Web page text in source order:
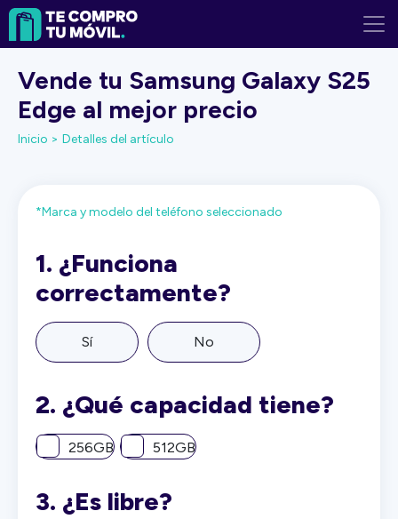
Vende tu Samsung Galaxy S25
Edge al mejor precio
Inicio > Detalles del artículo
*Marca y modelo del teléfono seleccionado
1. ¿Funciona
correctamente?
Sí No
2. ¿Qué capacidad tiene?
256GB 512GB
3. ¿Es libre?